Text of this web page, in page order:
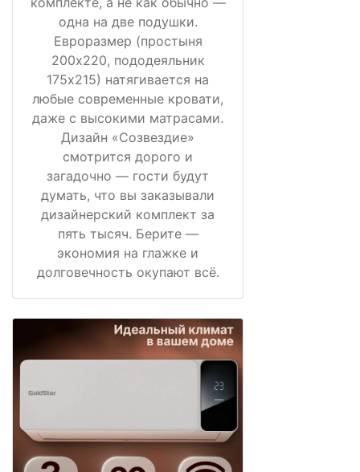
одна на две подушки.
Евроразмер (простыня
200х220, пододеяльник
175х215) натягивается на
любые современные кровати,
даже с высокими матрасами.
Дизайн «Созвездие»
смотрится дорого и
загадочно — гости будут
думать, что вы заказывали
дизайнерский комплект за
пять тысяч. Берите —
экономия на глажке и
долговечность окупают всё.